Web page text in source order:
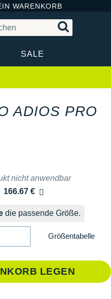
WARENKORB
SALE
ADIOS PRO
nicht anwendbar
166.67 €
die passende Größe.
Größentabelle
LEGEN